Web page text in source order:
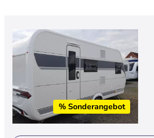
% Sonderangebot